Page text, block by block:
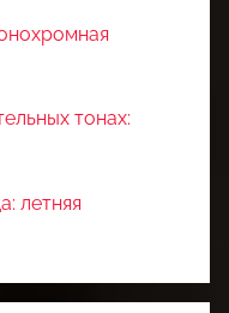
тонах:
летняя